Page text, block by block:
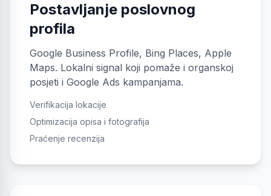
Postavljanje poslovnog
profila
Google Business Profile, Bing Places, Apple
Maps. Lokalni signal koji pomaže i organskoj
posjeti i Google Ads kampanjama.
Verifikacija lokacije
Optimizacija opisa i fotografija
Praćenje recenzija